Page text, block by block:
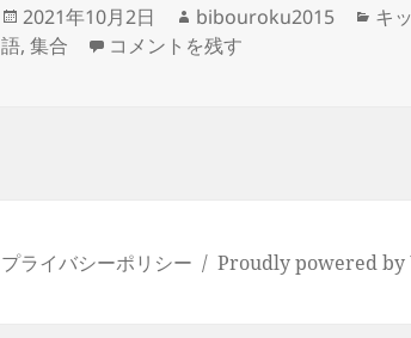
投
稿
2021年10月2日
作
成
bibouroku2015
カ
キ
語,集合 -Bring it in!- 集合！または…ハグし
コメントを残す
プライバシーポリシー Proudly powered by